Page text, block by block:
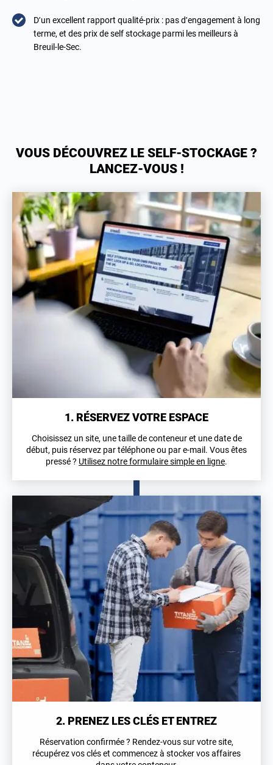
D’un excellent rapport qualité-prix : pas d’engagement à long
terme, et des prix de self stockage parmi les meilleurs à
Breuil-le-Sec.
VOUS DÉCOUVREZ LE SELF-STOCKAGE ?
LANCEZ-VOUS !
1. RÉSERVEZ VOTRE ESPACE
Choisissez un site, une taille de conteneur et une date de
début, puis réservez par téléphone ou par e-mail. Vous êtes
pressé ? Utilisez notre formulaire simple en ligne.
2. PRENEZ LES CLÉS ET ENTREZ
Réservation confirmée ? Rendez-vous sur votre site,
récupérez vos clés et commencez à stocker vos affaires